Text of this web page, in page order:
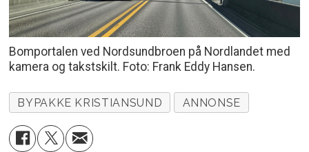
Bomportalen ved Nordsundbroen på Nordlandet med
kamera og takstskilt. Foto: Frank Eddy Hansen.
BYPAKKE KRISTIANSUND ANNONSE